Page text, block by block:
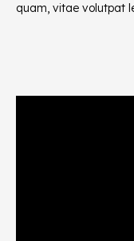
quam, vitae volutpat